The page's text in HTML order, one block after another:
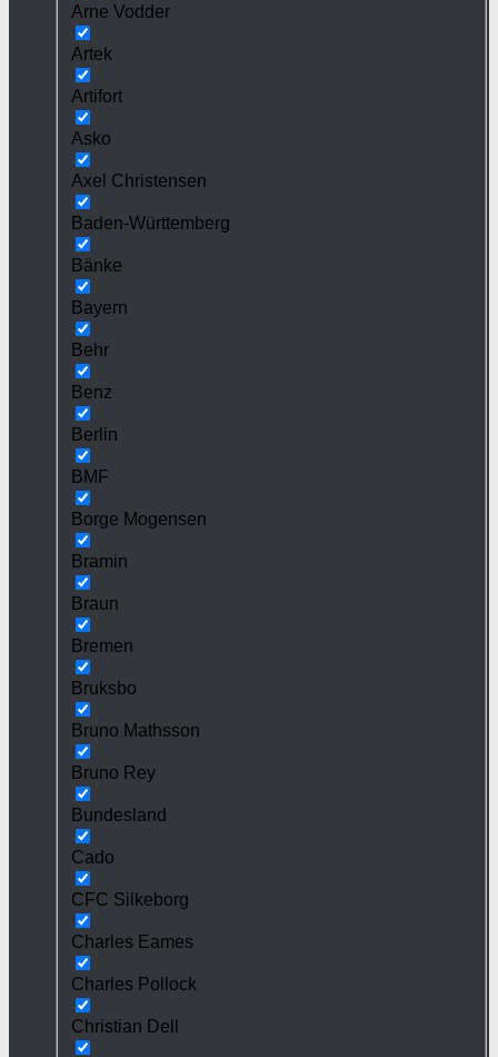
Arne Vodder
Artek
Artifort
Asko
Axel Christensen
Baden-Württemberg
Bänke
Bayern
Behr
Benz
Berlin
BMF
Borge Mogensen
Bramin
Braun
Bremen
Bruksbo
Bruno Mathsson
Bruno Rey
Bundesland
Cado
CFC Silkeborg
Charles Eames
Charles Pollock
Christian Dell